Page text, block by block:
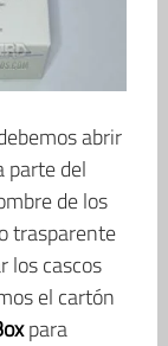
abrir
parte del
de los
trasparente
los cascos
el cartón
para